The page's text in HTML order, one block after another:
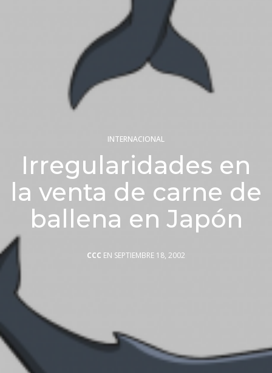
INTERNACIONAL
Irregularidades en
la venta de carne de
ballena en Japón
CCC EN SEPTIEMBRE 18, 2002